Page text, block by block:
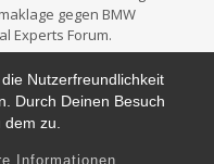
Nutzerfreundlichkeit
Durch Deinen Besuch
zu.
Informationen
gegen BMW
Experts Forum.